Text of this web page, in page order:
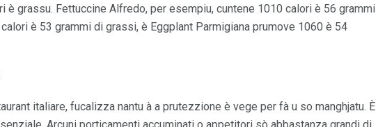
è grassu. Fettuccine Alfredo, per esempiu, cuntene 1010 calori è 56 grammi
è 53 grammi di grassi, è Eggplant Parmigiana prumove 1060 è 54
italiare, fucalizza nantu à a prutezzione è vege per fà u so manghjatu. È